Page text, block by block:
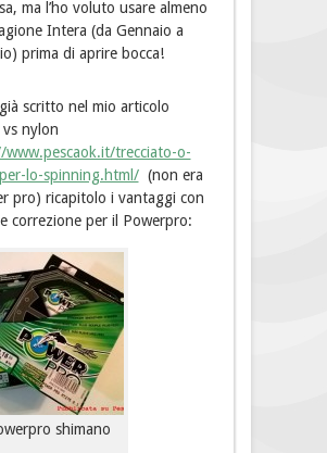
ma l’ho voluto usare almeno
Intera (da Gennaio a
prima di aprire bocca!
scritto nel mio articolo
vs nylon
www.pescaok.it/trecciato-o-
lo-spinning.html/(non era
pro) ricapitolo i vantaggi con
correzione per il Powerpro:
shimano